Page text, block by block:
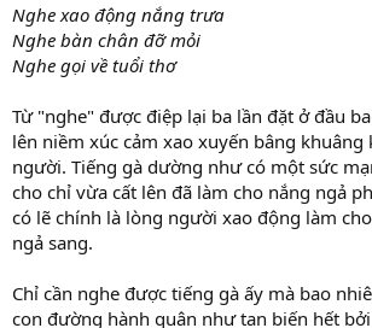
Nghe xao động nắng trưa
Nghe bàn chân đỡ mỏi
Nghe gọi về tuổi thơ
Từ "nghe" được điệp lại ba lần đặt ở đầu
lên niềm xúc cảm xao xuyến bâng khuâng
người. Tiếng gà dường như có một sức
cho chỉ vừa cất lên đã làm cho nắng ngả
có lẽ chính là lòng người xao động làm
ngả sang.
Chỉ cần nghe được tiếng gà ấy mà bao
con đường hành quân như tan biến hết